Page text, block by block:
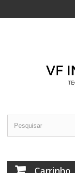
Carrinho